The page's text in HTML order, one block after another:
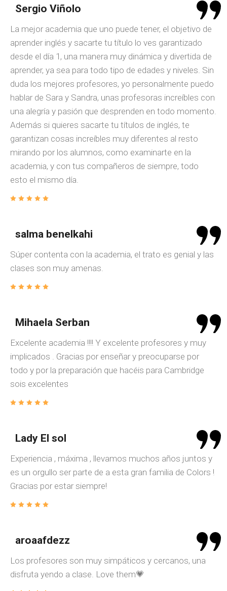
La mejor academia que uno puede tener, el objetivo de
aprender inglés y sacarte tu título lo ves garantizado
desde el día 1, una manera muy dinámica y divertida de
aprender, ya sea para todo tipo de edades y niveles. Sin
duda los mejores profesores, yo personalmente puedo
hablar de Sara y Sandra, unas profesoras increíbles con
una alegría y pasión que desprenden en todo momento.
Además si quieres sacarte tu títulos de inglés, te
garantizan cosas increíbles muy diferentes al resto
mirando por los alumnos, como examinarte en la
academia, y con tus compañeros de siempre, todo
esto el mismo día.
Sergio Viñolo
Súper contenta con la academia, el trato es genial y las
clases son muy amenas.
salma benelkahi
Excelente academia !!!! Y excelente profesores y muy
implicados . Gracias por enseñar y preocuparse por
todo y por la preparación que hacéis para Cambridge
sois excelentes
Mihaela Serban
Experiencia , máxima , llevamos muchos años juntos y
es un orgullo ser parte de a esta gran familia de Colors !
Gracias por estar siempre!
Lady El sol
Los profesores son muy simpáticos y cercanos, una
disfruta yendo a clase. Love them💗
aroaafdezz